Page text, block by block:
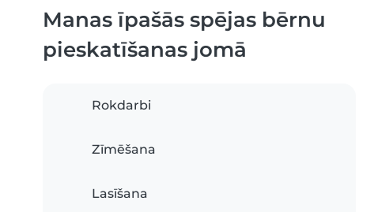
Manas īpašās spējas bērnu
pieskatīšanas jomā
Rokdarbi
Zīmēšana
Lasīšana